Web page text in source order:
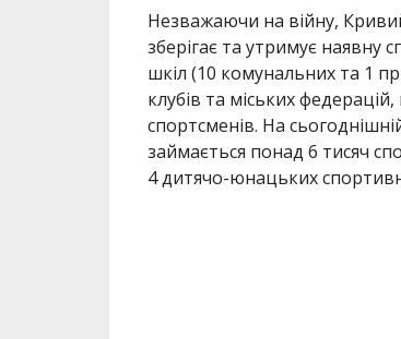
Незважаючи на війну,
зберігає та утримує
шкіл (10 комунальних та 1
клубів та міських
спортсменів. На
займається понад 6 тисяч
4 дитячо-юнацьких